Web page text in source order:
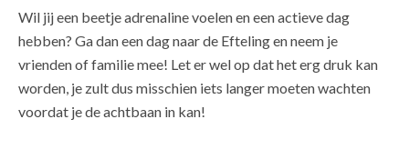
Wil jij een beetje adrenaline voelen en een actieve dag
hebben? Ga dan een dag naar de Efteling en neem je
vrienden of familie mee! Let er wel op dat het erg druk kan
worden, je zult dus misschien iets langer moeten wachten
voordat je de achtbaan in kan!